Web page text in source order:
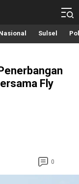
Sulsel
Fly
0